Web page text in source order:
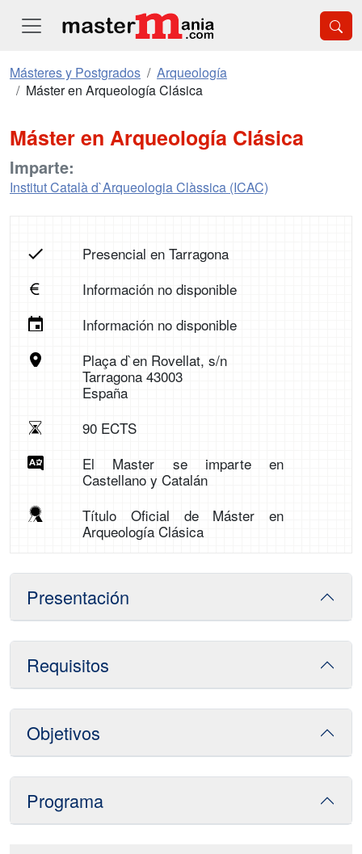
Másteres y Postgrados
Arqueología
Máster en Arqueología Clásica
Máster en Arqueología Clásica
Imparte:
Institut Català d`Arqueologia Clàssica (ICAC)
Presencial en Tarragona
Información no disponible
Información no disponible
Plaça d`en Rovellat, s/n
Tarragona 43003
España
90 ECTS
El Master se imparte en
Castellano y Catalán
Título Oficial de Máster en
Arqueología Clásica
Presentación
Requisitos
Objetivos
Programa